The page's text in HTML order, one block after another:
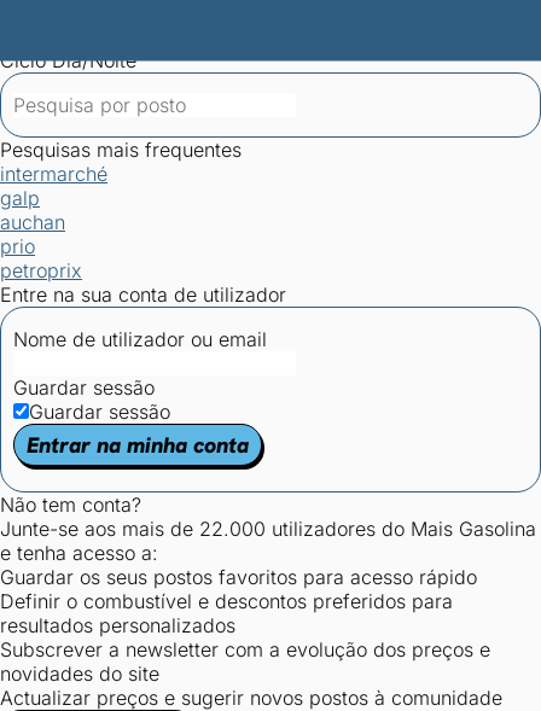
Ciclo Dia/Noite
Pesquisas mais frequentes
intermarché
galp
auchan
prio
petroprix
Entre na sua conta de utilizador
Nome de utilizador ou email
Guardar sessão
Guardar sessão
Entrar na minha conta
Não tem conta?
Junte-se aos mais de 22.000 utilizadores do Mais Gasolina
e tenha acesso a:
Guardar os seus postos favoritos para acesso rápido
Definir o combustível e descontos preferidos para
resultados personalizados
Subscrever a newsletter com a evolução dos preços e
novidades do site
Actualizar preços e sugerir novos postos à comunidade